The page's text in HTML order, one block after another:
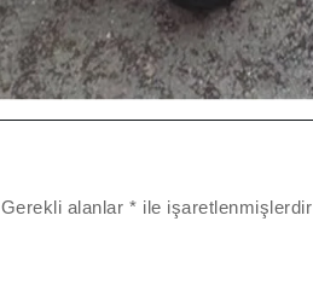
Gerekli alanlar* ile işaretlenmişlerdir